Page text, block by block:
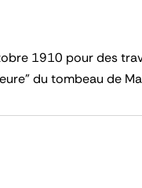
1910 pour des
du tombeau de